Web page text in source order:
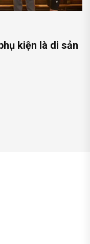
kiện là di sản